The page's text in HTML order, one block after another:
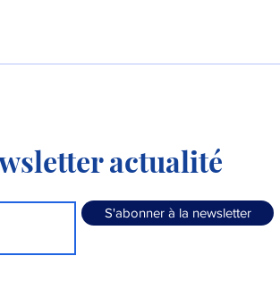
de combat Avionneurs
actualité
S'abonner à la newsletter